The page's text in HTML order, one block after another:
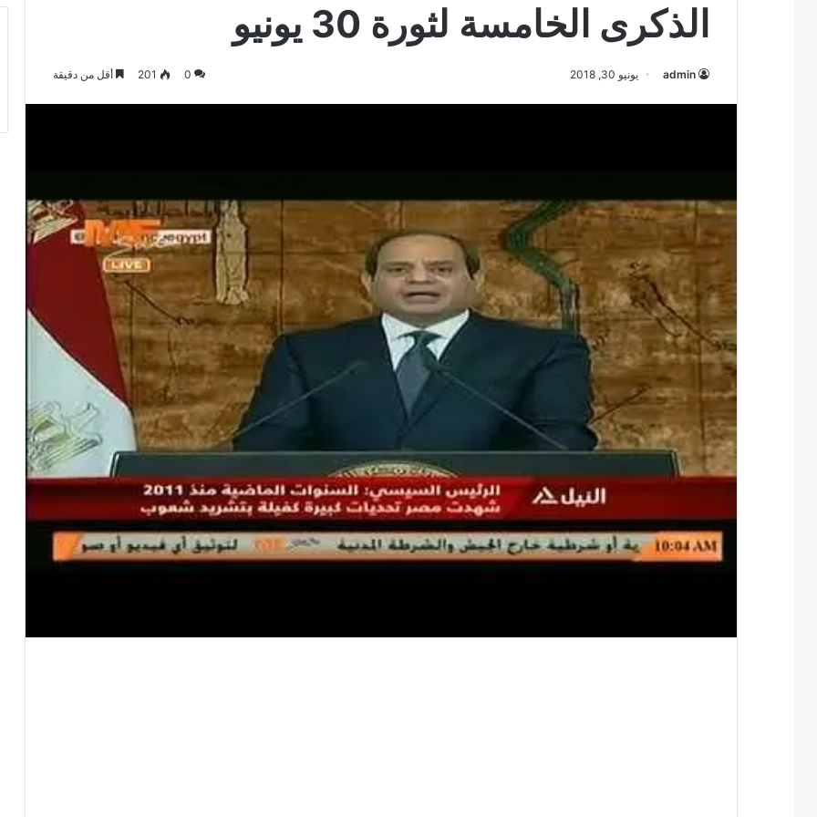
الذكرى الخامسة لثورة 30 يونيو
admin يونيو 30, 2018 0
201 أقل من دقيقة